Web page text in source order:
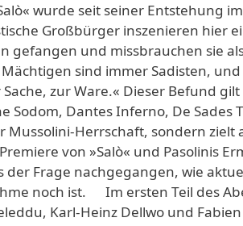
wurde seit seiner Entstehung
Großbürger inszenieren hier
gefangen und missbrauchen sie
sind immer Sadisten,
zur Ware.« Dieser Befund
Sodom, Dantes Inferno, De Sades
Mussolini-Herrschaft, sondern
von »Salò« und Pasolinis
der Frage nachgegangen, wie
noch ist. Im ersten Teil des
Karl-Heinz Dellwo und